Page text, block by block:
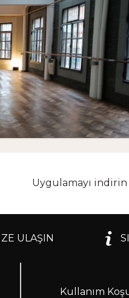
Uygulamayı indirin
ULAŞIN
Kullanım